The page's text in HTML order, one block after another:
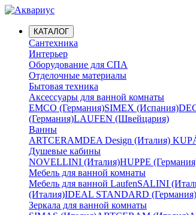
КАТАЛОГ
Сантехника
Интерьер
Оборудование для СПА
Отделочные материалы
Бытовая техника
Аксессуары для ванной комнаты
EMCO (Германия)SIMEX (Испания)
(Германия)LAUFEN (Швейцария)
Ванны
ARTCERAMDEA Design (Италия)
Душевые кабины
NOVELLINI (Италия)HUPPE
Мебель для ванной комнаты
Мебель для ванной LaufenSALINI
(Италия)IDEAL STANDARD (Германия)
Зеркала для ванной комнаты